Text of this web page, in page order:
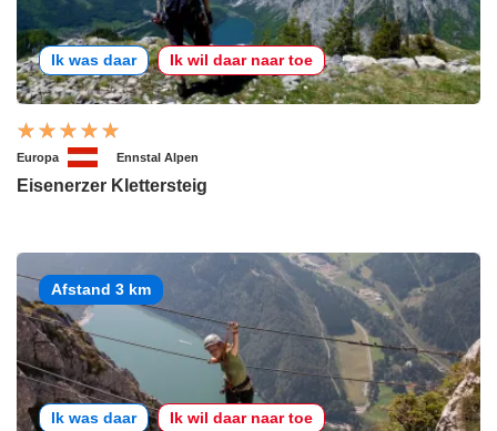
Ik was daar Ik wil daar naar toe
Europa Ennstal Alpen
Eisenerzer Klettersteig
Afstand 3 km
Ik was daar Ik wil daar naar toe